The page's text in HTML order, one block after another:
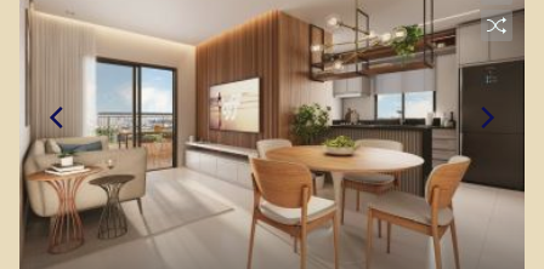
CRECI 270092 - Venda
(16) 99263-0551
CORRETOR DE PLANTÃO